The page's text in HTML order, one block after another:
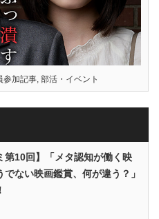
参加記事, 部活・イベント
第10回】「メタ認知が働く映
でない映画鑑賞、何が違う？」